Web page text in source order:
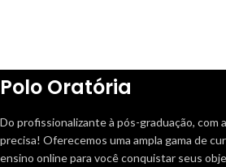
Polo Oratória
Do profissionalizante à pós-graduação, com
precisa! Oferecemos uma ampla gama de
ensino online para você conquistar seus